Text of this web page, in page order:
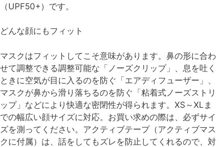
（UPF50+）です。
どんな顔にもフィット
マスクはフィットしてこそ意味があります。鼻の形に合わ
せて調整できる調整可能な「ノーズクリップ」、息を吐く
ときに空気が目に入るのを防ぐ「エアディフューザー」、
マスクが鼻から滑り落ちるのを防ぐ「粘着式ノーズストリ
ップ」などにより快適な密閉性が得られます。XS～XLま
での幅広い顔サイズに対応。お買い求めの際は、必ずサイ
ズを測ってください。アクティブテープ（アクティブマス
クに付属）は、話をしてもズレを防止してくれるので、対